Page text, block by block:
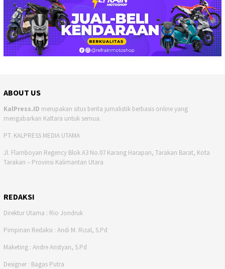
ABOUT US
KalPress.ID merupakan situs berita jurnalistik berbasis online yang
mengabarkan Kaltara untuk semua.
PT. KALPRESS MEDIA UTAMA
Jl. Flamboyan Regency Blok A3 No.07 Karang Harapan, Tarakan Barat, Kota
Tarakan – Provinsi Kalimantan Utara
REDAKSI
Direktur Utama : Rio Jondruk
Pimpinan Redaksi : Andi M. Rizal, S.Pd
Maketing : Andre Aristyan, S.Pd
Designer : Bagas Putra